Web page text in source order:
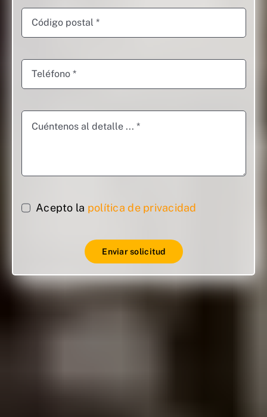
Acepto la política de privacidad
Enviar solicitud